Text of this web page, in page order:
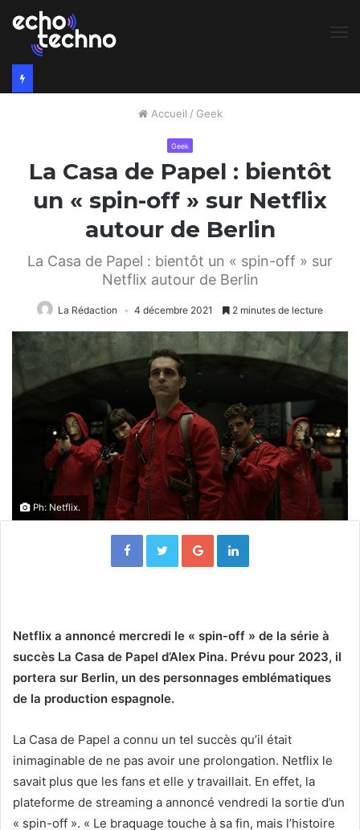
Accueil / Geek
Geek
La Casa de Papel : bientôt
un « spin-off » sur Netflix
autour de Berlin
La Casa de Papel : bientôt un « spin-off » sur
Netflix autour de Berlin
La Rédaction 4 décembre 2021 2 minutes de lecture
Ph: Netflix.
FacebookTwitterGoogle+Linkedin
Netflix a annoncé mercredi le « spin-off » de la série à
succès La Casa de Papel d’Alex Pina. Prévu pour 2023, il
portera sur Berlin, un des personnages emblématiques
de la production espagnole.
La Casa de Papel a connu un tel succès qu’il était
inimaginable de ne pas avoir une prolongation. Netflix le
savait plus que les fans et elle y travaillait. En effet, la
plateforme de streaming a annoncé vendredi la sortie d’un
« spin-off ». « Le braquage touche à sa fin, mais l’histoire